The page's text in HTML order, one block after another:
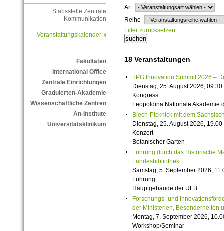
Stabsstelle Zentrale
Kommunikation
Veranstaltungskalender
Fakultäten
International Office
Zentrale Einrichtungen
Graduierten-Akademie
Wissenschaftliche Zentren
An-Institute
Universitätsklinikum
Art
Reihe
Filter zurücksetzen
18 Veranstaltungen
TPG Innovation Summit 2026 –
Dienstag, 25. August 2026,
Kongress
Leopoldina Nationale Akademie
Blech-Picknick mit dem
Dienstag, 25. August 2026,
Konzert
Botanischer Garten
Führung durch das Historische
Landesbibliothek
Samstag, 5. September 2026,
Führung
Hauptgebäude der ULB
Forschungs- und
der Ministerien, Besonderheiten
Montag, 7. September 2026,
Workshop/Seminar